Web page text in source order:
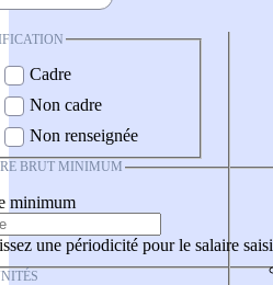
Cadre
Non cadre
Non renseignée
BRUT MINIMUM
minimum
une périodicité pour le salaire saisi